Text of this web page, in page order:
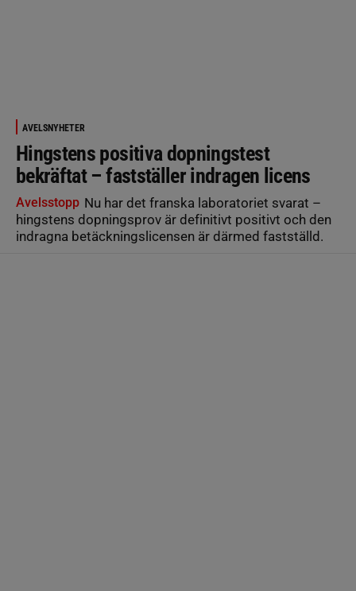
AVELSNYHETER
Hingstens positiva dopningstest
bekräftat – fastställer indragen licens
Avelsstopp Nu har det franska laboratoriet svarat –
hingstens dopningsprov är definitivt positivt och den
indragna betäckningslicensen är därmed fastställd.